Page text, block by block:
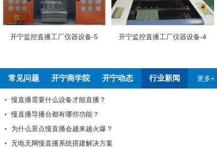
开宁监控直播工厂仪器设备-4 开宁监控直播工厂员工
常见问题 开宁商学院 开宁动态 行业新闻 更多+
开宁联合创始人给您的一封信
慢直播：深入探讨主题的新型直播方式
开宁2026年元旦放假通知
2026年开宁慢直播厂家春节放假通知！